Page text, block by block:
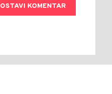
OSTAVI KOMENTAR